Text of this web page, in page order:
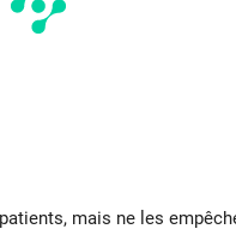
mais ne les